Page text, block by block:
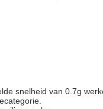
snelheid van 0.7g